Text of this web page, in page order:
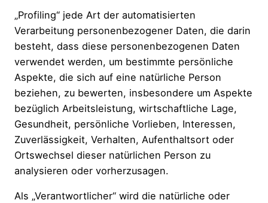
„Profiling“ jede Art der automatisierten
Verarbeitung personenbezogener Daten, die darin
besteht, dass diese personenbezogenen Daten
verwendet werden, um bestimmte persönliche
Aspekte, die sich auf eine natürliche Person
beziehen, zu bewerten, insbesondere um Aspekte
bezüglich Arbeitsleistung, wirtschaftliche Lage,
Gesundheit, persönliche Vorlieben, Interessen,
Zuverlässigkeit, Verhalten, Aufenthaltsort oder
Ortswechsel dieser natürlichen Person zu
analysieren oder vorherzusagen.
Als „Verantwortlicher“ wird die natürliche oder